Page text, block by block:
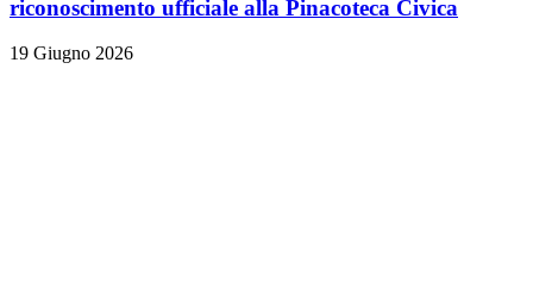
riconoscimento ufficiale alla Pinacoteca Civica
19 Giugno 2026